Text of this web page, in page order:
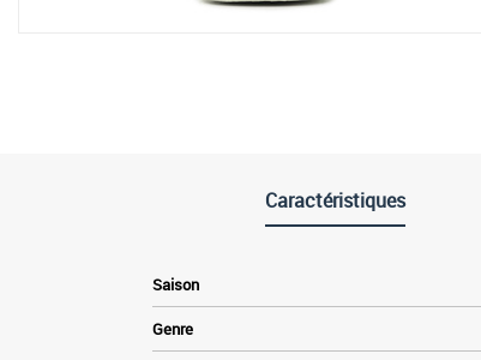
Caractéristiques
Saison
Genre